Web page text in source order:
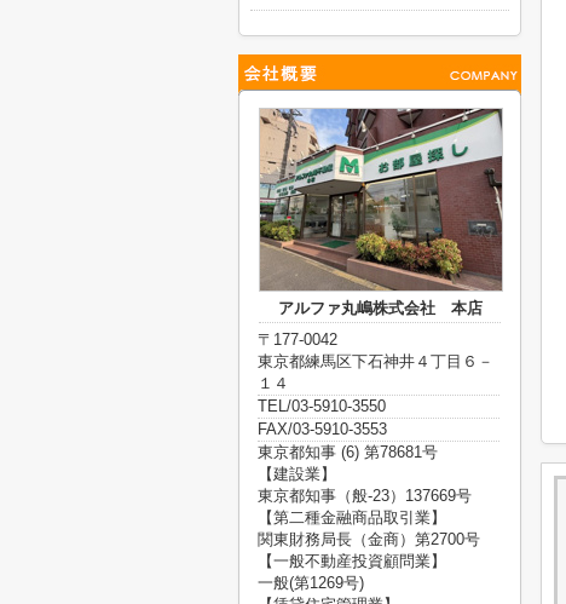
アルファ丸嶋株式会社 本店
〒177-0042
東京都練馬区下石神井４丁目６－
１４
TEL/03-5910-3550
FAX/03-5910-3553
東京都知事 (6) 第78681号
【建設業】
東京都知事（般-23）137669号
【第二種金融商品取引業】
関東財務局長（金商）第2700号
【一般不動産投資顧問業】
一般(第1269号)